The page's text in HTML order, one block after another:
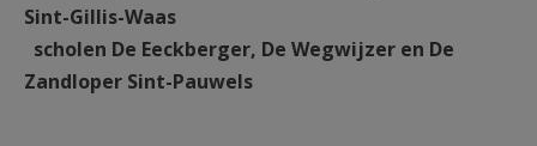
Sint-Gillis-Waas
scholen De Eeckberger, De Wegwijzer en De
Zandloper Sint-Pauwels